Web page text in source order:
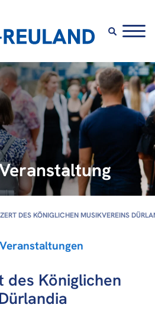
DES KÖNIGLICHEN MUSIKVEREINS
Königlichen